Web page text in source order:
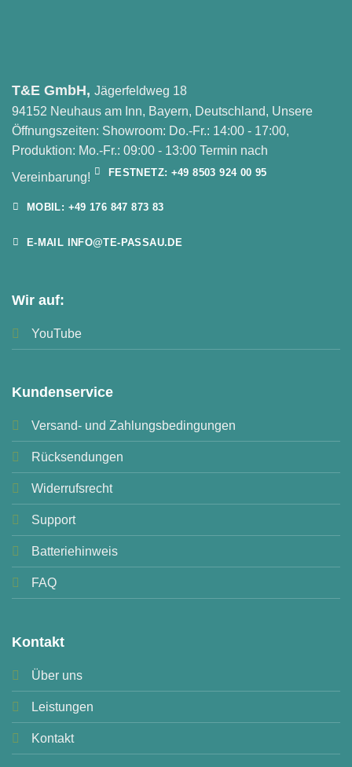
T&E GmbH, Jägerfeldweg 18
94152 Neuhaus am Inn, Bayern, Deutschland, Unsere
Öffnungszeiten: Showroom: Do.-Fr.: 14:00 - 17:00,
Produktion: Mo.-Fr.: 09:00 - 13:00 Termin nach
Vereinbarung!
FESTNETZ: +49 8503 924 00 95
MOBIL: +49 176 847 873 83
E-MAIL INFO@TE-PASSAU.DE
Wir auf:
YouTube
Kundenservice
Versand- und Zahlungsbedingungen
Rücksendungen
Widerrufsrecht
Support
Batteriehinweis
FAQ
Kontakt
Über uns
Leistungen
Kontakt